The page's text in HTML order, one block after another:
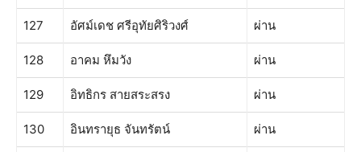
127 อัศม์เดช ศรีอุทัยศิริวงศ์ ผ่าน
128 อาคม หึมวัง ผ่าน
129 อิทธิกร สายสระสรง ผ่าน
130 อินทรายุธ จันทรัตน์ ผ่าน